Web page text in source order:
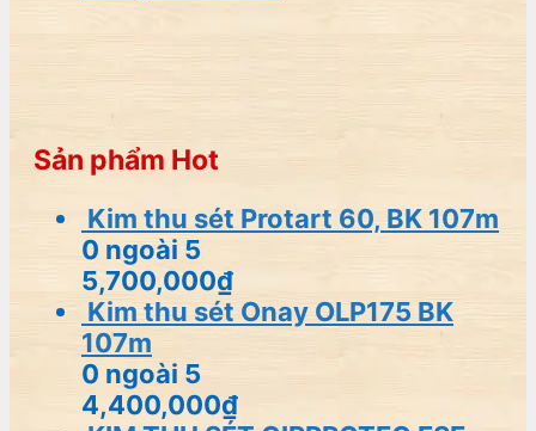
Sản phẩm Hot
Kim thu sét Protart 60, BK 107m
0 ngoài 5
5,700,000₫
Kim thu sét Onay OLP175 BK
107m
0 ngoài 5
4,400,000₫